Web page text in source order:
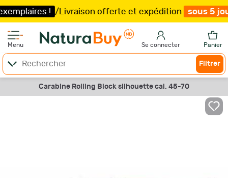
! /Livraison offerte et expédition sous 5 jours /
Menu Se connecter Panier
Filtrer
Carabine Rolling Block silhouette cal. 45-70